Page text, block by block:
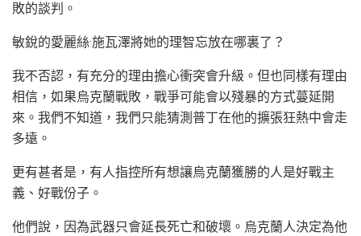
敗的談判。
敏銳的愛麗絲·施瓦澤將她的理智忘放在哪裏了？
我不否認，有充分的理由擔心衝突會升級。但也同樣有理由
相信，如果烏克蘭戰敗，戰爭可能會以殘暴的方式蔓延開
來。我們不知道，我們只能猜測普丁在他的擴張狂熱中會走
多遠。
更有甚者是，有人指控所有想讓烏克蘭獲勝的人是好戰主
義、好戰份子。
他們說，因為武器只會延長死亡和破壞。烏克蘭人決定為他